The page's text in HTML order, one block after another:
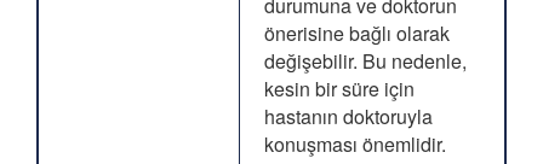
önerisine bağlı olarak
değişebilir. Bu nedenle,
kesin bir süre için
hastanın doktoruyla
konuşması önemlidir.